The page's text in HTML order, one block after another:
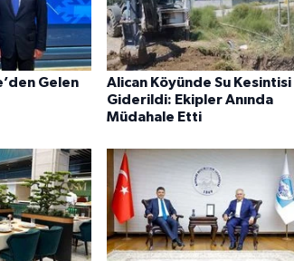
Gelen
Alican Köyünde Su Kesintisi
Giderildi: Ekipler Anında
Müdahale Etti